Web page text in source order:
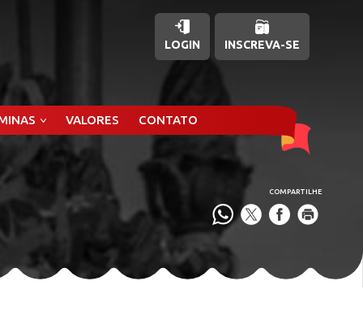
COMPARTILHE
LOGIN INSCREVA-SE
VALORES CONTATO